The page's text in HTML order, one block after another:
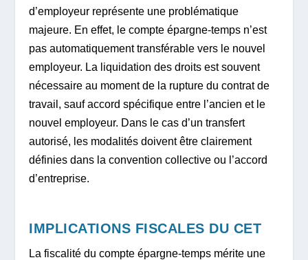
d’employeur représente une problématique
majeure. En effet, le compte épargne-temps n’est
pas automatiquement transférable vers le nouvel
employeur. La liquidation des droits est souvent
nécessaire au moment de la rupture du contrat de
travail, sauf accord spécifique entre l’ancien et le
nouvel employeur. Dans le cas d’un transfert
autorisé, les modalités doivent être clairement
définies dans la convention collective ou l’accord
d’entreprise.
IMPLICATIONS FISCALES DU CET
La fiscalité du compte épargne-temps mérite une